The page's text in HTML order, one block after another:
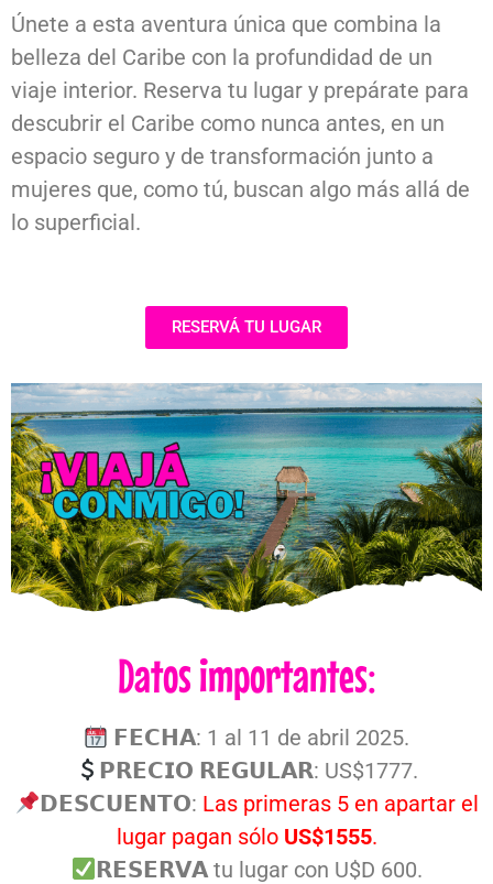
Únete a esta aventura única que combina la
belleza del Caribe con la profundidad de un
viaje interior. Reserva tu lugar y prepárate para
descubrir el Caribe como nunca antes, en un
espacio seguro y de transformación junto a
mujeres que, como tú, buscan algo más allá de
lo superficial.
RESERVÁ TU LUGAR
Datos importantes:
𝗙𝗘𝗖𝗛𝗔: 1 al 11 de abril 2025.⁣
𝗣𝗥𝗘𝗖𝗜𝗢 𝗥𝗘𝗚𝗨𝗟𝗔𝗥: US$1777.
𝗗𝗘𝗦𝗖𝗨𝗘𝗡𝗧𝗢: Las primeras 5 en apartar el
lugar pagan sólo US$1555.
𝗥𝗘𝗦𝗘𝗥𝗩𝗔 tu lugar con U$D 600.⁣